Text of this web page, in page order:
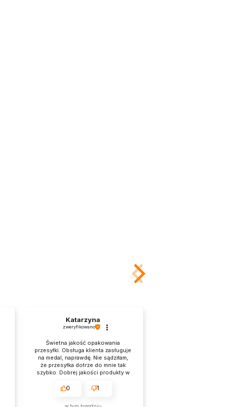
Katarzyna
zweryfikowano
Świetna jakość opakowania
przesyłki. Obsługa klienta zasługuje
na medal, naprawdę. Nie sądziłam,
że przesyłka dotrze do mnie tak
szybko. Dobrej jakości produkty w
0 1
w tym tygodniu